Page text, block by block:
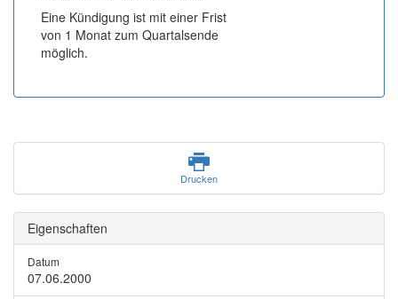
Eine Kündigung ist mit einer Frist
von 1 Monat zum Quartalsende
möglich.
Drucken
Eigenschaften
Datum
07.06.2000